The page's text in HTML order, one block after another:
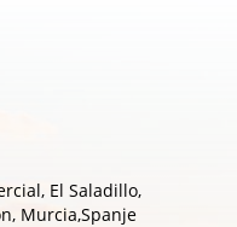
El Saladillo,
Murcia,Spanje